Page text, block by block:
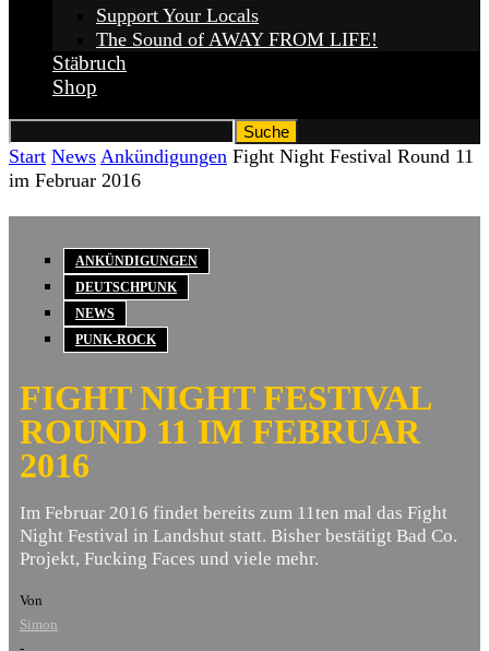
Support Your Locals
The Sound of AWAY FROM LIFE!
Stäbruch
Shop
Start News Ankündigungen Fight Night Festival Round 11
im Februar 2016
ANKÜNDIGUNGEN
DEUTSCHPUNK
NEWS
PUNK-ROCK
FIGHT NIGHT FESTIVAL
ROUND 11 IM FEBRUAR
2016
Im Februar 2016 findet bereits zum 11ten mal das Fight
Night Festival in Landshut statt. Bisher bestätigt Bad Co.
Projekt, Fucking Faces und viele mehr.
Von
Simon